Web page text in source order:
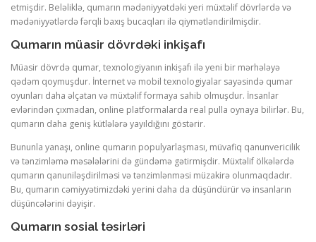
etmişdir. Beləliklə, qumarın mədəniyyətdəki yeri müxtəlif dövrlərdə və
mədəniyyətlərdə fərqli baxış bucaqları ilə qiymətləndirilmişdir.
Qumarın müasir dövrdəki inkişafı
Müasir dövrdə qumar, texnologiyanın inkişafı ilə yeni bir mərhələyə
qədəm qoymuşdur. İnternet və mobil texnologiyalar sayəsində qumar
oyunları daha əlçatan və müxtəlif formaya sahib olmuşdur. İnsanlar
evlərindən çıxmadan, online platformalarda real pulla oynaya bilirlər. Bu,
qumarın daha geniş kütlələrə yayıldığını göstərir.
Bununla yanaşı, online qumarın populyarlaşması, müvafiq qanunvericilik
və tənzimləmə məsələlərini də gündəmə gətirmişdir. Müxtəlif ölkələrdə
qumarın qanuniləşdirilməsi və tənzimlənməsi müzakirə olunmaqdadır.
Bu, qumarın cəmiyyətimizdəki yerini daha da düşündürür və insanların
düşüncələrini dəyişir.
Qumarın sosial təsirləri